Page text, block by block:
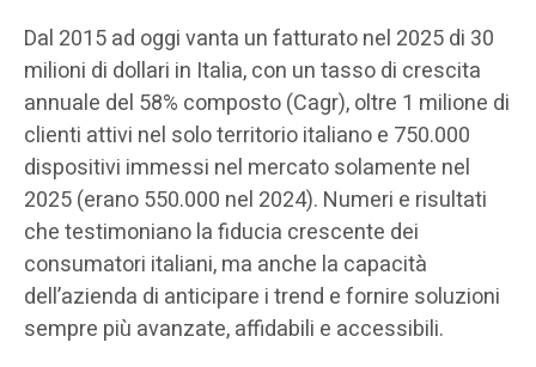
Dal 2015 ad oggi vanta un fatturato nel 2025 di 30
milioni di dollari in Italia, con un tasso di crescita
annuale del 58% composto (Cagr), oltre 1 milione di
clienti attivi nel solo territorio italiano e 750.000
dispositivi immessi nel mercato solamente nel
2025 (erano 550.000 nel 2024). Numeri e risultati
che testimoniano la fiducia crescente dei
consumatori italiani, ma anche la capacità
dell’azienda di anticipare i trend e fornire soluzioni
sempre più avanzate, affidabili e accessibili.